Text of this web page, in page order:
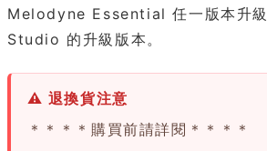
Melodyne Essential 任一版本升
Studio 的升級版本。
⚠ 退換貨注意
＊＊＊＊購買前請詳閱＊＊＊＊